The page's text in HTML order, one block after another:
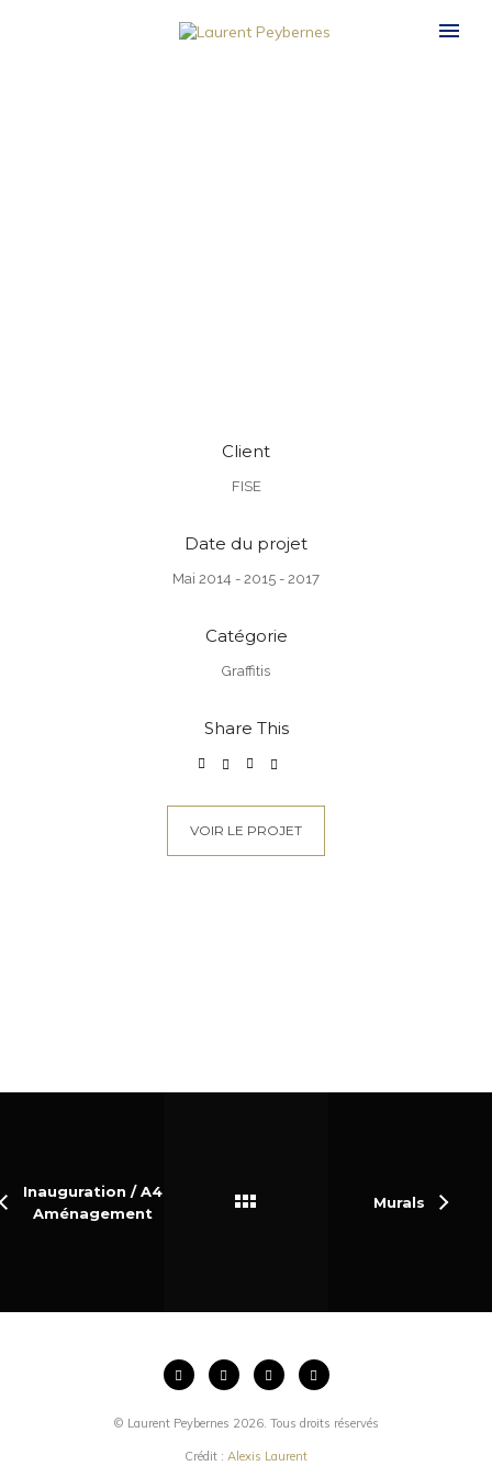
Client
FISE
Date du projet
Mai 2014 - 2015 - 2017
Catégorie
Graffitis
Share This
VOIR LE PROJET
Inauguration / A4
Aménagement
Murals
© Laurent Peybernes 2026. Tous droits réservés
Crédit : Alexis Laurent